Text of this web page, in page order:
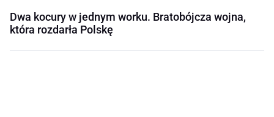
Dwa kocury w jednym worku. Bratobójcza wojna,
która rozdarła Polskę